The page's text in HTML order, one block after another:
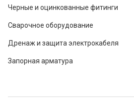
Черные и оцинкованные фитинги
Сварочное оборудование
Дренаж и защита электрокабеля
Запорная арматура